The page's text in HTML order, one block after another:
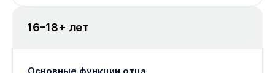
16–18+ лет